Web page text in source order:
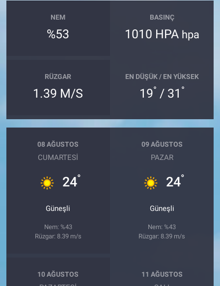
NEM
%53
BASINÇ
1010 HPA hpa
RÜZGAR
1.39 M/S
EN DÜŞÜK / EN YÜKSEK
19° / 31 °
08 AĞUSTOS
CUMARTESI
24°
Güneşli
Nem: %43
Rüzgar: 8.39 m/s
09 AĞUSTOS
PAZAR
24°
Güneşli
Nem: %43
Rüzgar: 8.39 m/s
10 AĞUSTOS 11 AĞUSTOS